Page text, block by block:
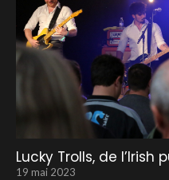
Lucky Trolls, de
19 mai 2023